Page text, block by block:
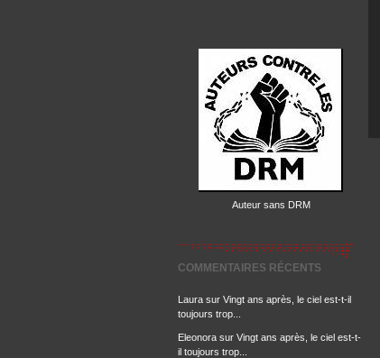
Auteur sans DRM
COMMENTAIRES RÉCENTS
Laura sur Vingt ans après, le ciel est-t-il
toujours trop...
Eleonora sur Vingt ans après, le ciel est-t-
il toujours trop...